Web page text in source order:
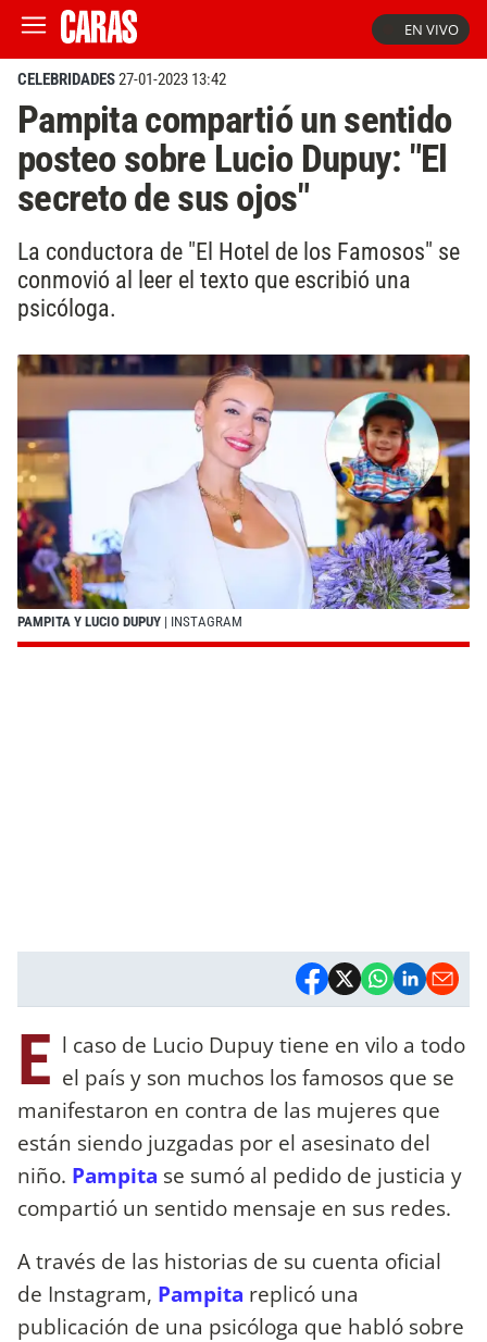
EN VIVO
CELEBRIDADES27-01-2023 13:42
Pampita compartió un sentido
posteo sobre Lucio Dupuy: "El
secreto de sus ojos"
La conductora de "El Hotel de los Famosos" se
conmovió al leer el texto que escribió una
psicóloga.
PAMPITA Y LUCIO DUPUY | INSTAGRAM
E l caso de Lucio Dupuy tiene en vilo a todo
el país y son muchos los famosos que se
manifestaron en contra de las mujeres que
están siendo juzgadas por el asesinato del
niño. Pampita se sumó al pedido de justicia y
compartió un sentido mensaje en sus redes.
A través de las historias de su cuenta oficial
de Instagram, Pampita replicó una
publicación de una psicóloga que habló sobre